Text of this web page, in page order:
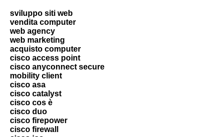
sviluppo siti web
vendita computer
web agency
web marketing
acquisto computer
cisco access point
cisco anyconnect secure
mobility client
cisco asa
cisco catalyst
cisco cos è
cisco duo
cisco firepower
cisco firewall